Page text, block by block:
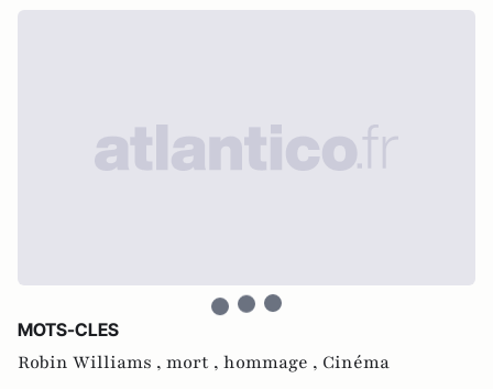
MOTS-CLES
Robin Williams , mort , hommage , Cinéma